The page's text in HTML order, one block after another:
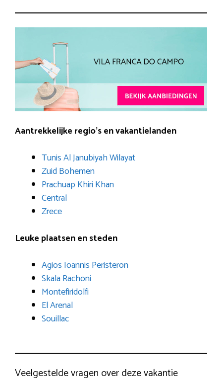
Aantrekkelijke regio’s en vakantielanden
Tunis Al Janubiyah Wilayat
Zuid Bohemen
Prachuap Khiri Khan
Central
Zrece
Leuke plaatsen en steden
Agios Ioannis Peristeron
Skala Rachoni
Montefiridolfi
El Arenal
Souillac
Veelgestelde vragen over deze vakantie